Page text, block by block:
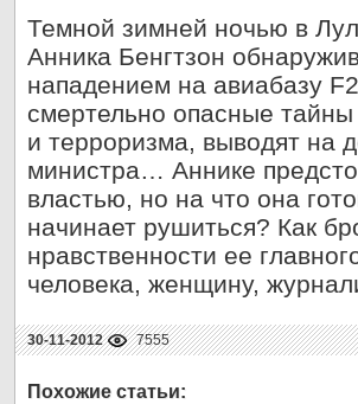
Темной зимней ночью в
Анника Бенгтзон
нападением на авиабазу
смертельно опасные тайны
и терроризма, выводят на
министра… Аннике
властью, но на что она
начинает рушиться? Как
нравственности ее
человека, женщину,
30-11-2012 7555